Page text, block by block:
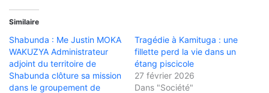
Similaire
Shabunda : Me Justin MOKA
WAKUZYA Administrateur
adjoint du territoire de
Shabunda clôture sa mission
dans le groupement de
Tragédie à Kamituga : une
fillette perd la vie dans un
étang piscicole
27 février 2026
Dans "Société"